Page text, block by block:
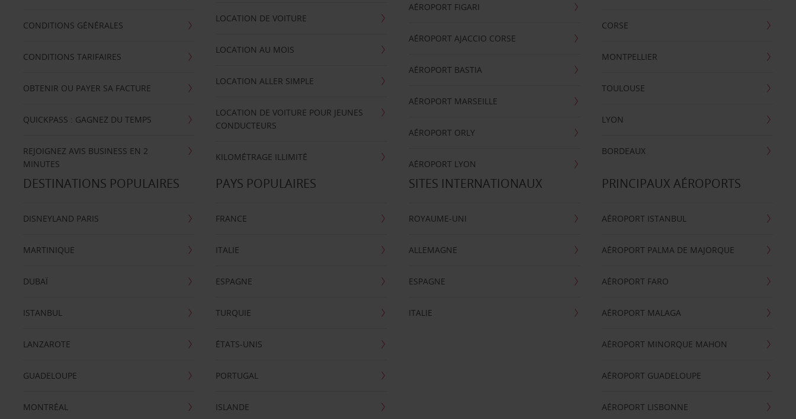
CONDITIONS GÉNÉRALES
CONDITIONS TARIFAIRES
OBTENIR OU PAYER SA FACTURE
QUICKPASS : GAGNEZ DU TEMPS
REJOIGNEZ AVIS BUSINESS EN 2
MINUTES
LOCATION DE VOITURE
LOCATION AU MOIS
LOCATION ALLER SIMPLE
LOCATION DE VOITURE POUR JEUNES
CONDUCTEURS
KILOMÉTRAGE ILLIMITÉ
AÉROPORT FIGARI
AÉROPORT AJACCIO CORSE
AÉROPORT BASTIA
AÉROPORT MARSEILLE
AÉROPORT ORLY
AÉROPORT LYON
CORSE
MONTPELLIER
TOULOUSE
LYON
BORDEAUX
DESTINATIONS POPULAIRES
DISNEYLAND PARIS
MARTINIQUE
DUBAÏ
ISTANBUL
LANZAROTE
GUADELOUPE
MONTRÉAL
PAYS POPULAIRES
FRANCE
ITALIE
ESPAGNE
TURQUIE
ÉTATS-UNIS
PORTUGAL
ISLANDE
SITES INTERNATIONAUX
ROYAUME-UNI
ALLEMAGNE
ESPAGNE
ITALIE
PRINCIPAUX AÉROPORTS
AÉROPORT ISTANBUL
AÉROPORT PALMA DE MAJORQUE
AÉROPORT FARO
AÉROPORT MALAGA
AÉROPORT MINORQUE MAHON
AÉROPORT GUADELOUPE
AÉROPORT LISBONNE